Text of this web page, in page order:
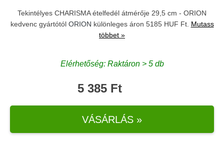
Tekintélyes CHARISMA ételfedél átmérője 29,5 cm - ORION
kedvenc gyártótól ORION különleges áron 5185 HUF Ft. Mutass
többet »
Elérhetőség: Raktáron > 5 db
5 385 Ft
VÁSÁRLÁS »